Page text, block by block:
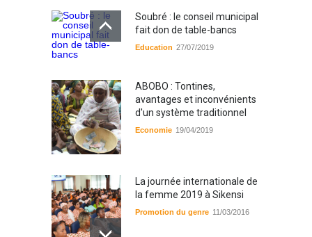
Soubré : le conseil municipal
fait don de table-bancs
Education 27/07/2019
ABOBO : Tontines,
avantages et inconvénients
d'un système traditionnel
Economie 19/04/2019
La journée internationale de
la femme 2019 à Sikensi
Promotion du genre 11/03/2016